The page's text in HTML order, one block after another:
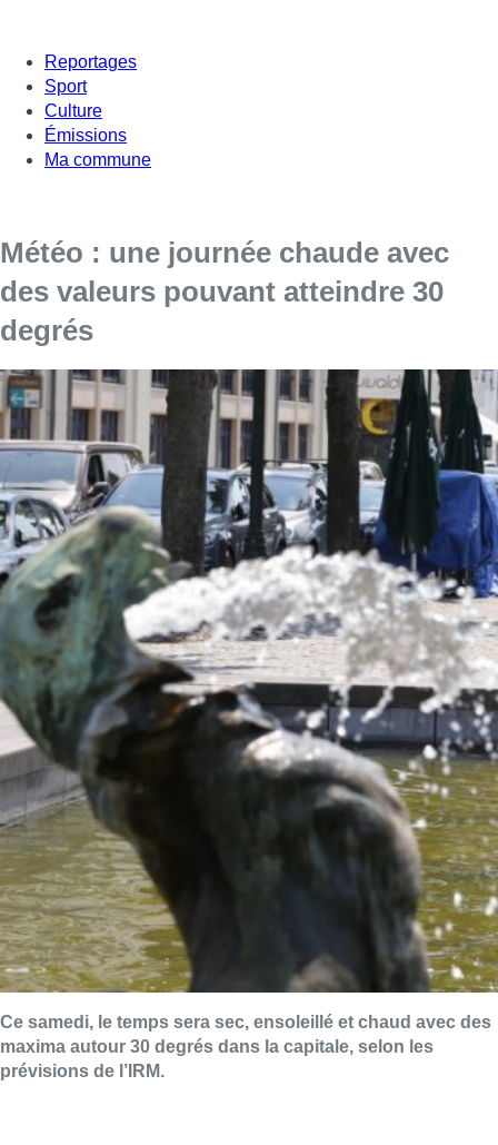
Reportages
Sport
Culture
Émissions
Ma commune
Météo : une journée chaude avec
des valeurs pouvant atteindre 30
degrés
Ce samedi, le temps sera sec, ensoleillé et chaud avec des
maxima autour 30 degrés dans la capitale, selon les
prévisions de l’IRM.